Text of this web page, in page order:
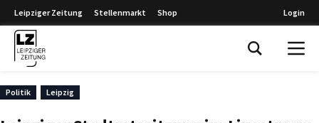
Leipziger Zeitung Stellenmarkt Shop Login
Politik Leipzig